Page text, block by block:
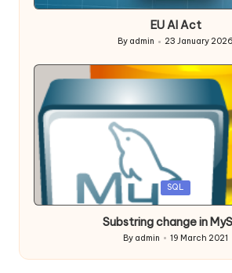
in
EU AI Act
Posted
By admin 23 January 2026
Posted
in
SQL
Substring change in
Posted
by
By admin 19 March 2021